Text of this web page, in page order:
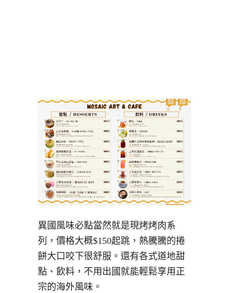
異國風味必點當然就是現烤烤肉系
列，價格大概$150起跳，熱騰騰的捲
餅大口咬下很舒服。還有各式道地甜
點、飲料，不用出國就能輕鬆享用正
宗的海外風味。